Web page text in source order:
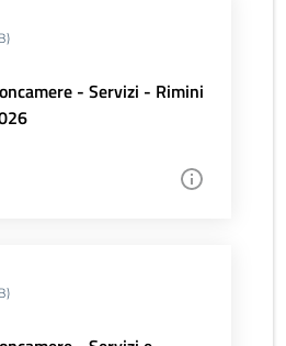
- Servizi - Rimini